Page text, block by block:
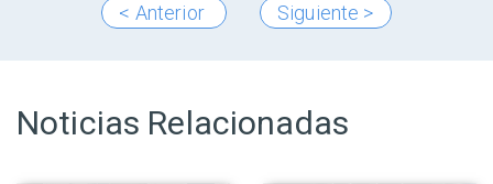
< Anterior Siguiente >
Noticias Relacionadas